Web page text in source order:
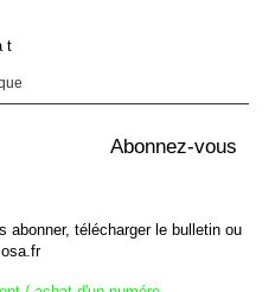
t
abonner, télécharger le bulletin ou